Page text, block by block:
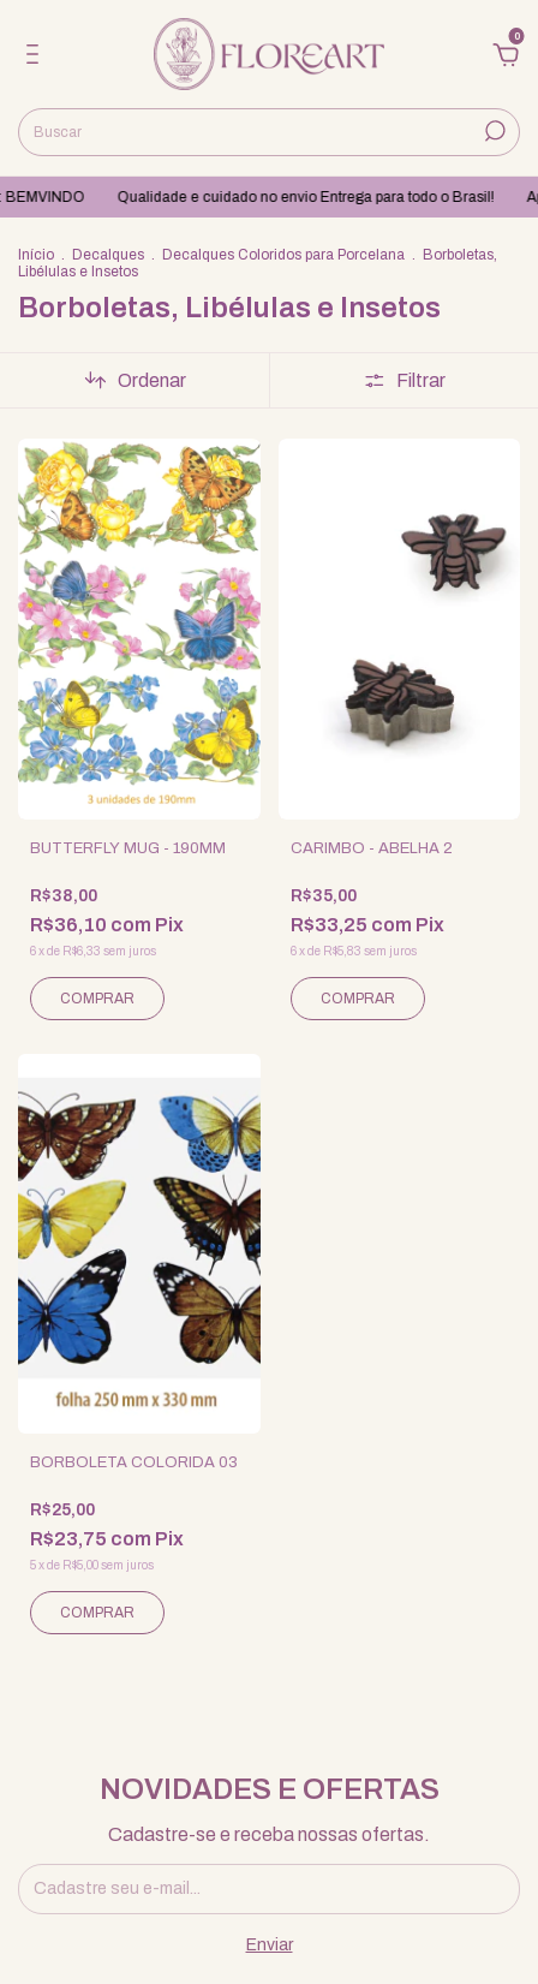
0
Qualidade e cuidado no envio Entrega para todo o Brasil!
Início . Decalques . Decalques Coloridos para Porcelana .
Borboletas,
Libélulas e Insetos
Borboletas, Libélulas e Insetos
Ordenar Filtrar
BUTTERFLY MUG - 190MM
R$38,00
R$36,10 com Pix
6xde R$6,33 sem juros
CARIMBO - ABELHA 2
R$35,00
R$33,25 com Pix
6 xde R$5,83 sem juros
BORBOLETA COLORIDA 03
R$25,00
R$23,75 com Pix
5xde R$5,00sem juros
NOVIDADES E OFERTAS
Cadastre-se e receba nossas ofertas.